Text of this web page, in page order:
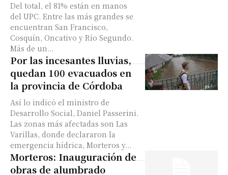
Del total, el 81% están en manos
del UPC. Entre las más grandes se
encuentran San Francisco,
Cosquín, Oncativo y Río Segundo.
Más de un...
Por las incesantes lluvias,
quedan 100 evacuados en
la provincia de Córdoba
Así lo indicó el ministro de
Desarrollo Social, Daniel Passerini.
Las zonas más afectadas son Las
Varillas, donde declararon la
emergencia hídrica, Morteros y...
Morteros: Inauguración de
obras de alumbrado